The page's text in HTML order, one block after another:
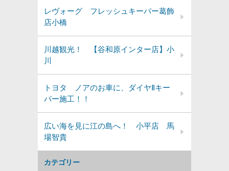
カテゴリー
レヴォーグ フレッシュキーパー葛飾
店小橋
川越観光！ 【谷和原インター店】小
川
トヨタ ノアのお車に、ダイヤⅡキー
パー施工！！
広い海を見に江の島へ！ 小平店 馬
場智貴